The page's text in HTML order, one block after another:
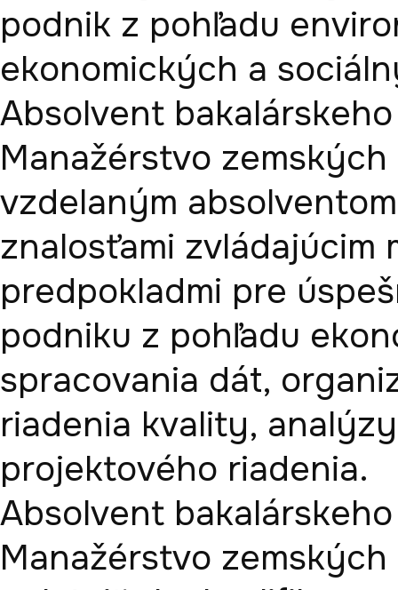
podnik z pohľadu
ekonomických a
Absolvent
Manažérstvo
vzdelaným
znalosťami
predpokladmi pre
podniku z pohľadu
spracovania dát,
riadenia kvality,
projektového riadenia.
Absolvent
Manažérstvo